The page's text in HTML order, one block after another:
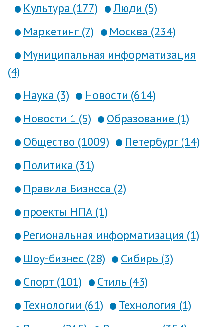
Культура (177)
Люди (5)
Маркетинг (7)
Москва (234)
Муниципальная информатизация
(4)
Наука (3)
Новости (614)
Новости 1 (5)
Образование (1)
Общество (1009)
Петербург (14)
Политика (31)
Правила Бизнеса (2)
проекты НПА (1)
Региональная информатизация (1)
Шоу-бизнес (28)
Сибирь (3)
Спорт (101)
Стиль (43)
Технологии (61)
Технология (1)